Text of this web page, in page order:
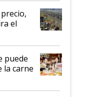
el
puede
la carne